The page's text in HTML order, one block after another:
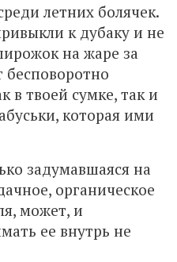
летних болячек.
к дубаку и не
на жаре за
бесповоротно
в твоей сумке, так и
которая ими
задумавшаяся на
органическое
может, и
ее внутрь не